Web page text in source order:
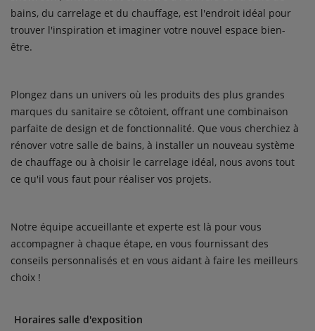
bains, du carrelage et du chauffage, est l'endroit idéal pour
trouver l'inspiration et imaginer votre nouvel espace bien-
être.
Plongez dans un univers où les produits des plus grandes
marques du sanitaire se côtoient, offrant une combinaison
parfaite de design et de fonctionnalité. Que vous cherchiez à
rénover votre salle de bains, à installer un nouveau système
de chauffage ou à choisir le carrelage idéal, nous avons tout
ce qu'il vous faut pour réaliser vos projets.
Notre équipe accueillante et experte est là pour vous
accompagner à chaque étape, en vous fournissant des
conseils personnalisés et en vous aidant à faire les meilleurs
choix !
Horaires salle d'exposition